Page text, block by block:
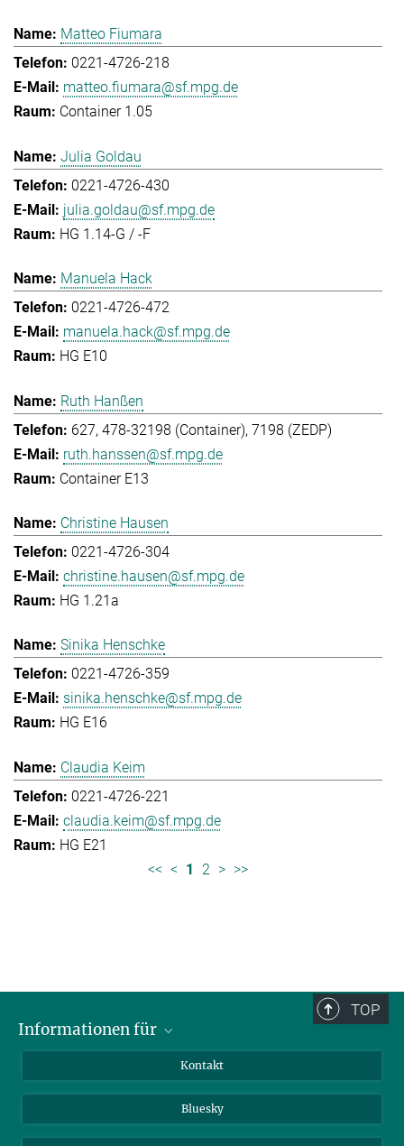
Matteo Fiumara
0221-4726-218
matteo.fiumara@sf.mpg.de
Container 1.05
Julia Goldau
0221-4726-430
julia.goldau@sf.mpg.de
HG 1.14-G / -F
Manuela Hack
0221-4726-472
manuela.hack@sf.mpg.de
HG E10
Ruth Hanßen
627, 478-32198 (Container), 7198 (ZEDP)
ruth.hanssen@sf.mpg.de
Container E13
Christine Hausen
0221-4726-304
christine.hausen@sf.mpg.de
HG 1.21a
Sinika Henschke
0221-4726-359
sinika.henschke@sf.mpg.de
HG E16
Claudia Keim
0221-4726-221
claudia.keim@sf.mpg.de
HG E21
<< < 1 2 > >>
TOP
Informationen für
Bewerbende
Forschende
Kontakt
Bluesky